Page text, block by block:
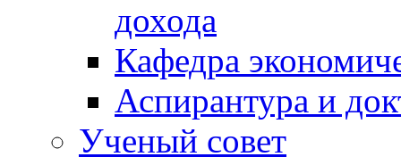
дохода
Кафедра
Аспирантура и
Ученый совет